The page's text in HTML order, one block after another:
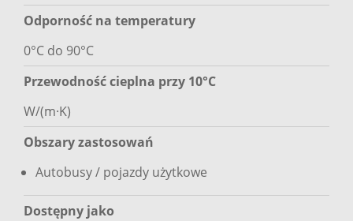
Odporność na temperatury
0°C do 90°C
Przewodność cieplna przy 10°C
W/(m·K)
Obszary zastosowań
Autobusy / pojazdy użytkowe
Dostępny jako